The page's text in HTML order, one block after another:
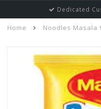
Dedicated
Home Noodles Masala